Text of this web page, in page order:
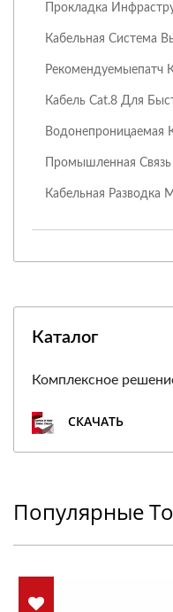
Прокладка
Кабельная Система
Рекомендуемыепатч
Кабель Cat.8 Для
Водонепроницаемая
Промышленная Связь
Кабельная Разводка
Каталог
Комплексное
СКАЧАТЬ
Популярные